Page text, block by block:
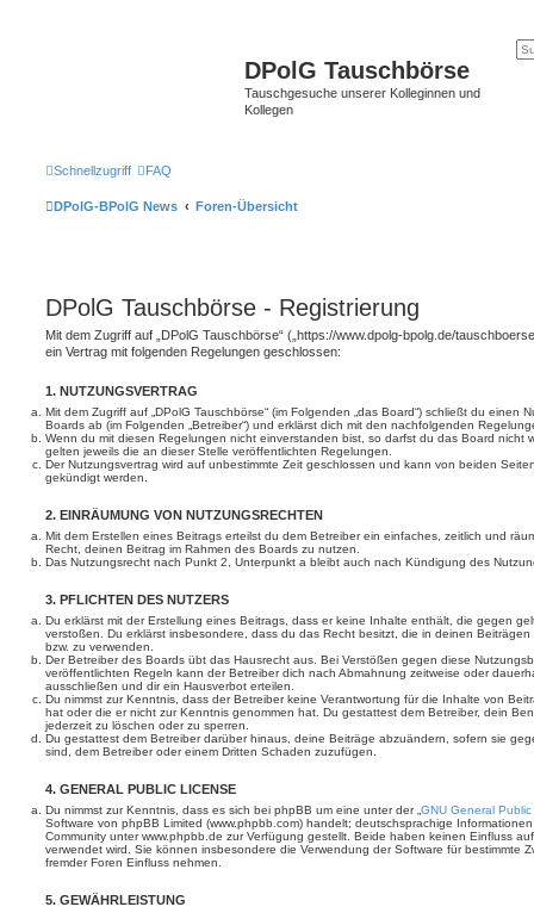
DPolG Tauschbörse
Tauschgesuche unserer Kolleginnen und
Kollegen
Schnellzugriff FAQ
DPolG-BPolG News Foren-Übersicht
DPolG Tauschbörse - Registrierung
Mit dem Zugriff auf „DPolG Tauschbörse“ („https://www.dpolg-bpolg.de/
ein Vertrag mit folgenden Regelungen geschlossen:
1. NUTZUNGSVERTRAG
Mit dem Zugriff auf „DPolG Tauschbörse“ (im Folgenden „das Board“) schließt du einen
Boards ab (im Folgenden „Betreiber“) und erklärst dich mit den nachfolgenden
Wenn du mit diesen Regelungen nicht einverstanden bist, so darfst du das Board nicht
gelten jeweils die an dieser Stelle veröffentlichten Regelungen.
Der Nutzungsvertrag wird auf unbestimmte Zeit geschlossen und kann von beiden
gekündigt werden.
2. EINRÄUMUNG VON NUTZUNGSRECHTEN
Mit dem Erstellen eines Beitrags erteilst du dem Betreiber ein einfaches, zeitlich und
Recht, deinen Beitrag im Rahmen des Boards zu nutzen.
Das Nutzungsrecht nach Punkt 2, Unterpunkt a bleibt auch nach Kündigung des
3. PFLICHTEN DES NUTZERS
Du erklärst mit der Erstellung eines Beitrags, dass er keine Inhalte enthält, die gegen
verstoßen. Du erklärst insbesondere, dass du das Recht besitzt, die in deinen
bzw. zu verwenden.
Der Betreiber des Boards übt das Hausrecht aus. Bei Verstößen gegen diese
veröffentlichten Regeln kann der Betreiber dich nach Abmahnung zeitweise oder
ausschließen und dir ein Hausverbot erteilen.
Du nimmst zur Kenntnis, dass der Betreiber keine Verantwortung für die Inhalte von
hat oder die er nicht zur Kenntnis genommen hat. Du gestattest dem Betreiber, dein
jederzeit zu löschen oder zu sperren.
Du gestattest dem Betreiber darüber hinaus, deine Beiträge abzuändern, sofern sie
sind, dem Betreiber oder einem Dritten Schaden zuzufügen.
4. GENERAL PUBLIC LICENSE
Du nimmst zur Kenntnis, dass es sich bei phpBB um eine unter der „ GNU General
Software von phpBB Limited (www.phpbb.com) handelt; deutschsprachige
Community unter www.phpbb.de zur Verfügung gestellt. Beide haben keinen Einfluss
verwendet wird. Sie können insbesondere die Verwendung der Software für bestimmte
fremder Foren Einfluss nehmen.
5. GEWÄHRLEISTUNG